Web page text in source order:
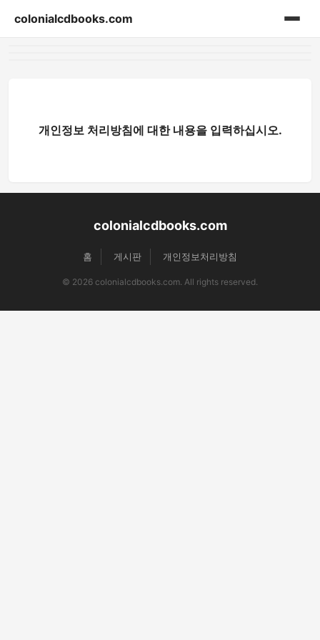
colonialcdbooks.com
개인정보 처리방침에 대한 내용을 입력하십시오.
colonialcdbooks.com
홈 게시판 개인정보처리방침
© 2026 colonialcdbooks.com. All rights reserved.